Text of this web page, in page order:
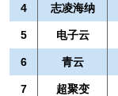
4 志凌海纳
5 电子云
6 青云
7 超聚变